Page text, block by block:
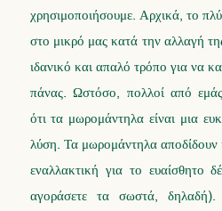
χρησιμοποιήσουμε. Αρχικά, το
στο μικρό μας κατά την αλλαγή
ιδανικό και απαλό τρόπο για να
πάνας. Ωστόσο, πολλοί από
ότι τα μωρομάντηλα είναι μια
λύση. Τα μωρομάντηλα αποδίδουν
εναλλακτική για το ευαίσθητο
αγοράσετε τα σωστά,